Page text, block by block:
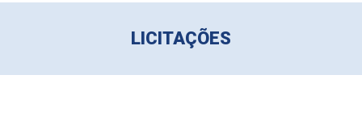
LICITAÇÕES